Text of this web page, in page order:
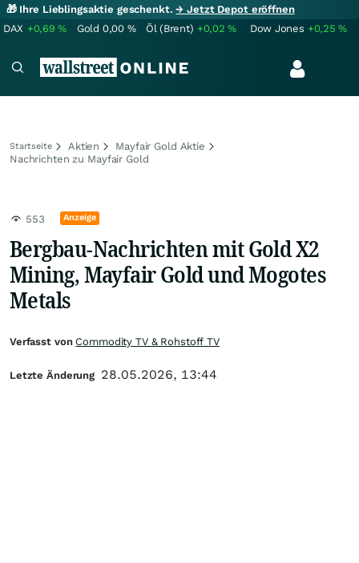
🎁 Ihre Lieblingsaktie geschenkt.→ Jetzt Depot eröffnen
DAX +0,69% Gold 0,00 % Öl (Brent) +0,02% Dow Jones +0,25%
Startseite Aktien
Mayfair Gold Aktie
Nachrichten zu Mayfair Gold
553 Anzeige
Bergbau-Nachrichten mit Gold X2
Mining, Mayfair Gold und Mogotes
Metals
Verfasst von Commodity TV & Rohstoff TV
Letzte Änderung 28.05.2026, 13:44